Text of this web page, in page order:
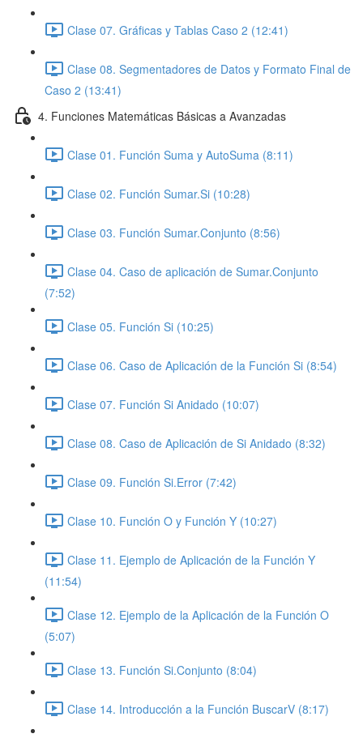
Clase 07. Gráficas y Tablas Caso 2 (12:41)
Clase 08. Segmentadores de Datos y Formato Final de
Caso 2 (13:41)
4. Funciones Matemáticas Básicas a Avanzadas
Clase 01. Función Suma y AutoSuma (8:11)
Clase 02. Función Sumar.Si (10:28)
Clase 03. Función Sumar.Conjunto (8:56)
Clase 04. Caso de aplicación de Sumar.Conjunto
(7:52)
Clase 05. Función Si (10:25)
Clase 06. Caso de Aplicación de la Función Si (8:54)
Clase 07. Función Si Anidado (10:07)
Clase 08. Caso de Aplicación de Si Anidado (8:32)
Clase 09. Función Si.Error (7:42)
Clase 10. Función O y Función Y (10:27)
Clase 11. Ejemplo de Aplicación de la Función Y
(11:54)
Clase 12. Ejemplo de la Aplicación de la Función O
(5:07)
Clase 13. Función Si.Conjunto (8:04)
Clase 14. Introducción a la Función BuscarV (8:17)